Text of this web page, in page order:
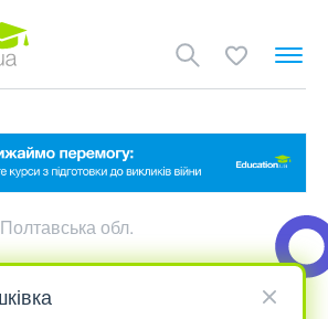
Полтавська обл.